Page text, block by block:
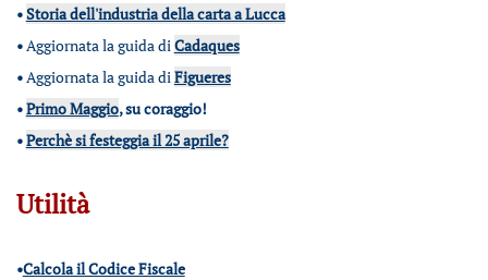
•Storia dell'industria della carta a Lucca
•Aggiornata la guida diCadaques
•Aggiornata la guida diFigueres
•Primo Maggio, su coraggio!
•Perchè si festeggia il 25 aprile?
Utilità
•Calcola il Codice Fiscale